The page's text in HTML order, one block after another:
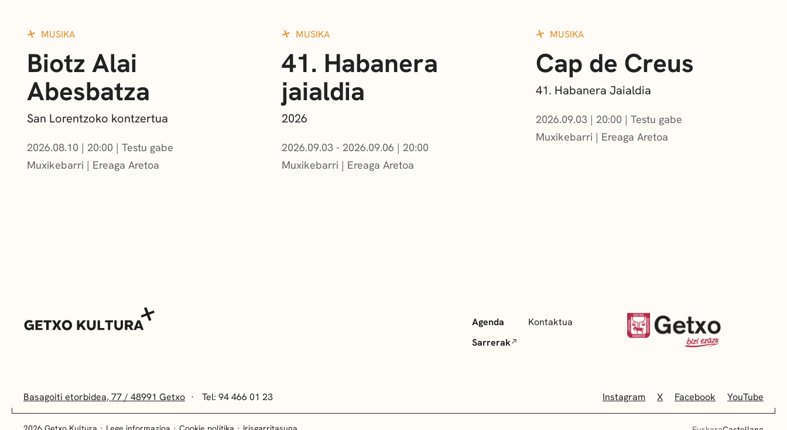
MUSIKA
Biotz Alai
Abesbatza
San Lorentzoko kontzertua
2026.08.10 | 20:00
Testu gabe
Muxikebarri | Ereaga Aretoa
MUSIKA
41. Habanera
jaialdia
2026
2026.09.03 - 2026.09.06 | 20:00
Muxikebarri | Ereaga Aretoa
MUSIKA
Cap de Creus
41. Habanera Jaialdia
2026.09.03 | 20:00
Testu gabe
Muxikebarri | Ereaga Aretoa
Agenda
Sarrerak
Kontaktua
Basagoiti etorbidea, 77 / 48991 Getxo Tel: 94 466 01 23 Instagram X Facebook YouTube